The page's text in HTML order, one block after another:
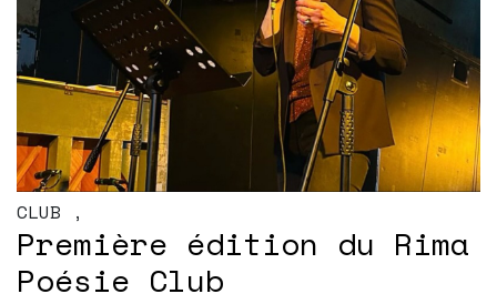
CLUB ,
Première édition du Rima
Poésie Club